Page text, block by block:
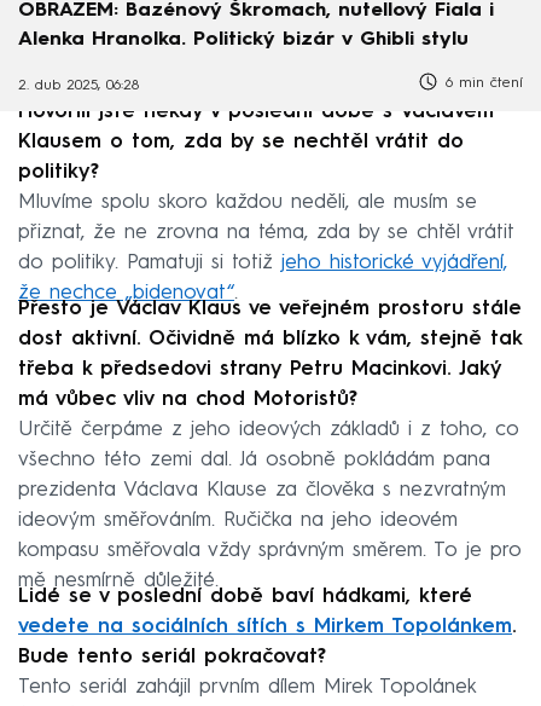
OBRAZEM: Bazénový Škromach, nutellový Fiala i
Alenka Hranolka. Politický bizár v Ghibli stylu
2. dub 2025, 06:28 6 min čtení
Hovořili jste někdy v poslední době s Václavem
Klausem o tom, zda by se nechtěl vrátit do
politiky?
Mluvíme spolu skoro každou neděli, ale musím se
přiznat, že ne zrovna na téma, zda by se chtěl vrátit
do politiky. Pamatuji si totiž jeho historické vyjádření,
že nechce „bidenovat“.
Přesto je Václav Klaus ve veřejném prostoru stále
dost aktivní. Očividně má blízko k vám, stejně tak
třeba k předsedovi strany Petru Macinkovi. Jaký
má vůbec vliv na chod Motoristů?
Určitě čerpáme z jeho ideových základů i z toho, co
všechno této zemi dal. Já osobně pokládám pana
prezidenta Václava Klause za člověka s nezvratným
ideovým směřováním. Ručička na jeho ideovém
kompasu směřovala vždy správným směrem. To je pro
mě nesmírně důležité.
Lidé se v poslední době baví hádkami, které
vedete na sociálních sítích s Mirkem Topolánkem.
Bude tento seriál pokračovat?
Tento seriál zahájil prvním dílem Mirek Topolánek